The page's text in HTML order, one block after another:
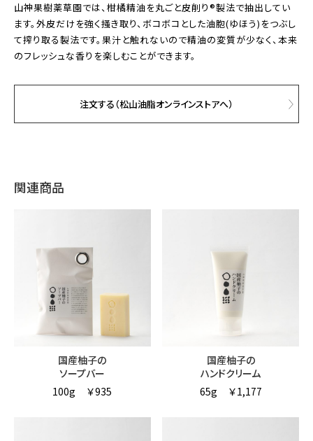
山神果樹薬草園では、柑橘精油を丸ごと皮削り®製法で抽出してい
ます。外皮だけを強く掻き取り、ボコボコとした油胞(ゆほう)をつぶし
て搾り取る製法です。果汁と触れないので精油の変質が少なく、本来
のフレッシュな香りを楽しむことができます。
注文する（松山油脂オンラインストアへ）
関連商品
国産柚子の
ソープバー
100g
￥935
国産柚子の
ハンドクリーム
65g
￥1,177